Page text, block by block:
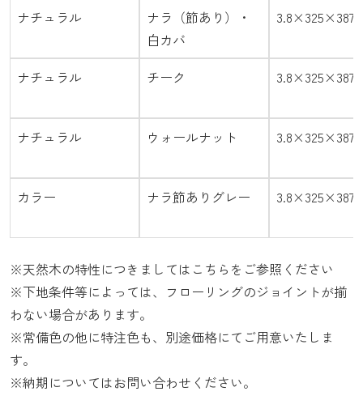
ナチュラル
ナラ（節あり）・
白カバ
3.8×325×387
ナチュラル チーク 3.8×325×387
ナチュラル ウォールナット 3.8×325×387
カラー ナラ節ありグレー 3.8×325×387
※天然木の特性につきましては こちら をご参照ください
※下地条件等によっては、フローリングのジョイントが揃
わない場合があります。
※常備色の他に特注色も、別途価格にてご用意いたしま
す。
※納期についてはお問い合わせください。